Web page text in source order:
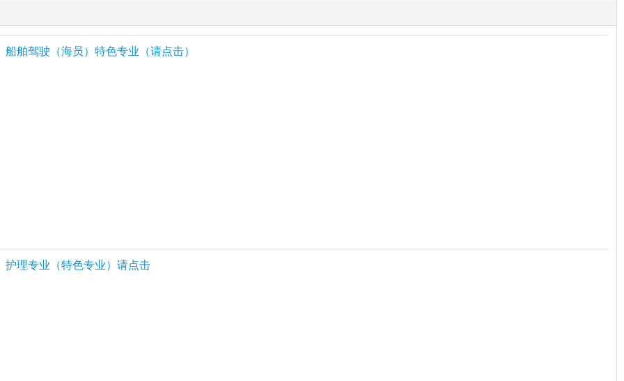
船舶驾驶（海员）特色专业（请点击）
护理专业（特色专业）请点击